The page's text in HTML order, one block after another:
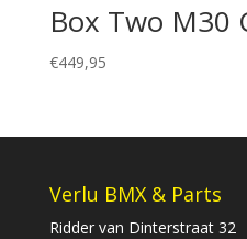
Box Two M30
€449,95
Verlu BMX & Parts
Ridder van Dinterstraat 32